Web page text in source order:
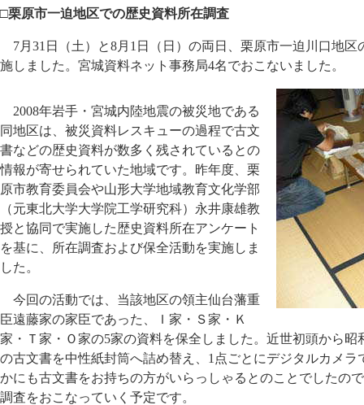
□栗原市一迫地区での歴史資料所在調査
7月31日（土）と8月1日（日）の両日、栗原市一迫川口地区
施しました。宮城資料ネット事務局4名でおこないました。
2008年岩手・宮城内陸地震の被災地である
同地区は、被災資料レスキューの過程で古文
書などの歴史資料が数多く残されているとの
情報が寄せられていた地域です。昨年度、栗
原市教育委員会や山形大学地域教育文化学部
（元東北大学大学院工学研究科）永井康雄教
授と協同で実施した歴史資料所在アンケート
を基に、所在調査および保全活動を実施しま
した。
今回の活動では、当該地区の領主仙台藩重
臣遠藤家の家臣であった、Ｉ家・Ｓ家・Ｋ
家・Ｔ家・Ｏ家の5家の資料を保全しました。近世初頭から昭
の古文書を中性紙封筒へ詰め替え、1点ごとにデジタルカメ
かにも古文書をお持ちの方がいらっしゃるとのことでしたの
調査をおこなっていく予定です。